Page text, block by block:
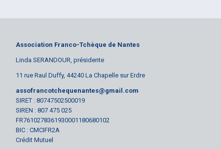
Association Franco-Tchèque de Nantes
Linda SERANDOUR, présidente
11 rue Raul Duffy, 44240 La Chapelle sur Erdre
assofrancotchequenantes@gmail.com
SIRET : 80747502500019
SIREN : 807 475 025
FR7610278361930001180680102
BIC : CMCIFR2A
Crédit Mutuel